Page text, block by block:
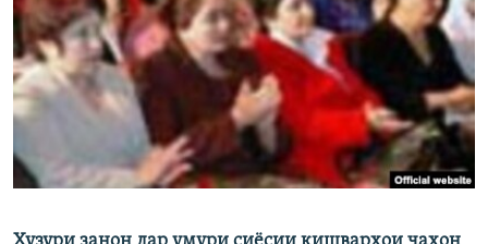
ГУЗОРИШҲОИ РАДИОӢ
Русский
ПАЙГИРӢ КУНЕД